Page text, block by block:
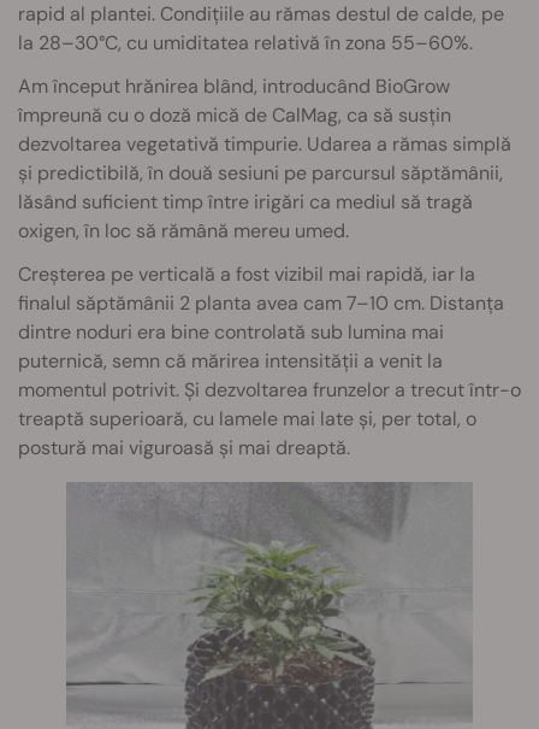
rapid al plantei. Condițiile au rămas destul de calde, pe
la 28–30°C, cu umiditatea relativă în zona 55–60%.
Am început hrănirea blând, introducând BioGrow
împreună cu o doză mică de CalMag, ca să susțin
dezvoltarea vegetativă timpurie. Udarea a rămas simplă
și predictibilă, în două sesiuni pe parcursul săptămânii,
lăsând suficient timp între irigări ca mediul să tragă
oxigen, în loc să rămână mereu umed.
Creșterea pe verticală a fost vizibil mai rapidă, iar la
finalul săptămânii 2 planta avea cam 7–10 cm. Distanța
dintre noduri era bine controlată sub lumina mai
puternică, semn că mărirea intensității a venit la
momentul potrivit. Și dezvoltarea frunzelor a trecut într-o
treaptă superioară, cu lamele mai late și, per total, o
postură mai viguroasă și mai dreaptă.